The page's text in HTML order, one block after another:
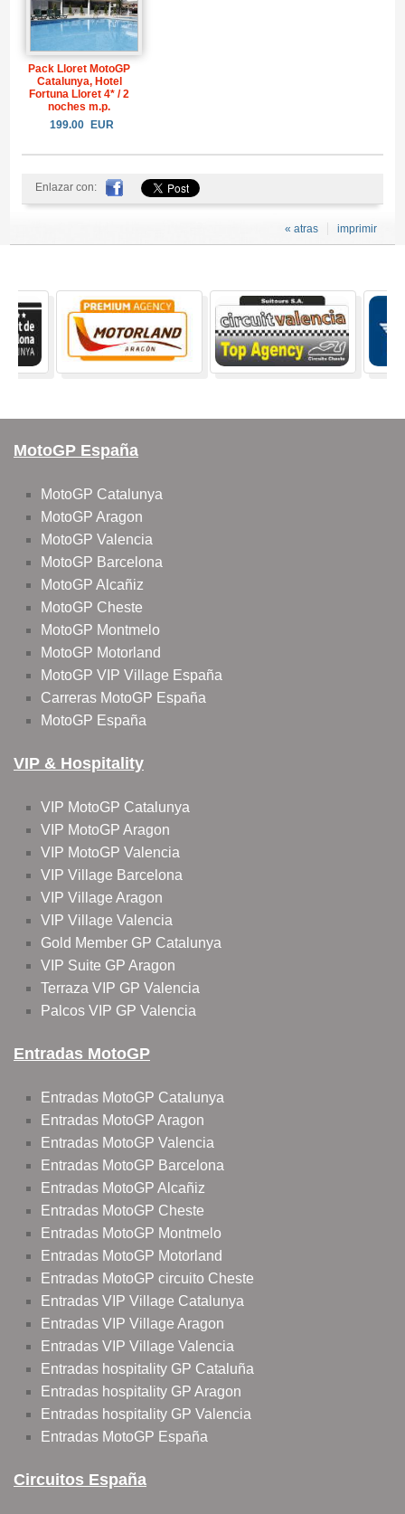
Pack Lloret MotoGP
Catalunya, Hotel
Fortuna Lloret 4* / 2
noches m.p.
199.00
EUR
Enlazar con:
imprimir
« atras
MotoGP España
MotoGP Catalunya
MotoGP Aragon
MotoGP Valencia
MotoGP Barcelona
MotoGP Alcañiz
MotoGP Cheste
MotoGP Montmelo
MotoGP Motorland
MotoGP VIP Village España
Carreras MotoGP España
MotoGP España
VIP & Hospitality
VIP MotoGP Catalunya
VIP MotoGP Aragon
VIP MotoGP Valencia
VIP Village Barcelona
VIP Village Aragon
VIP Village Valencia
Gold Member GP Catalunya
VIP Suite GP Aragon
Terraza VIP GP Valencia
Palcos VIP GP Valencia
Entradas MotoGP
Entradas MotoGP Catalunya
Entradas MotoGP Aragon
Entradas MotoGP Valencia
Entradas MotoGP Barcelona
Entradas MotoGP Alcañiz
Entradas MotoGP Cheste
Entradas MotoGP Montmelo
Entradas MotoGP Motorland
Entradas MotoGP circuito Cheste
Entradas VIP Village Catalunya
Entradas VIP Village Aragon
Entradas VIP Village Valencia
Entradas hospitality GP Cataluña
Entradas hospitality GP Aragon
Entradas hospitality GP Valencia
Entradas MotoGP España
Circuitos España